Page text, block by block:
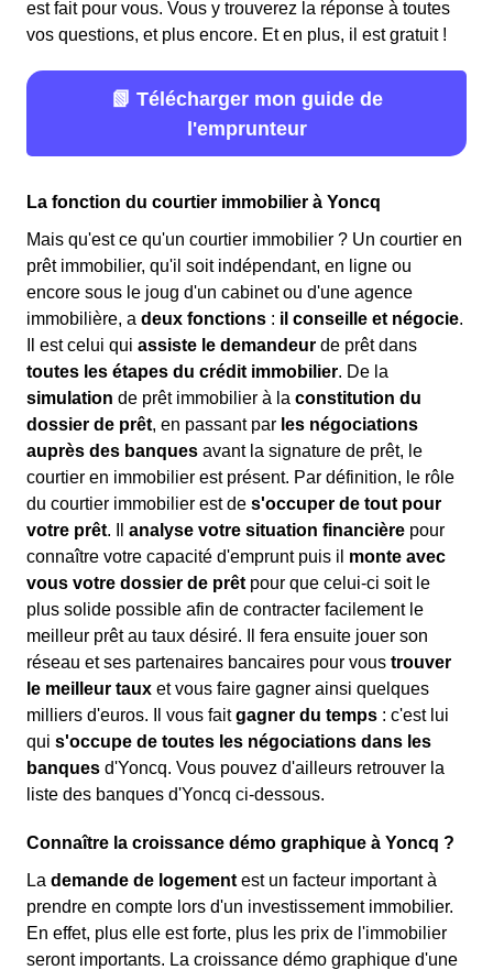
est fait pour vous. Vous y trouverez la réponse à toutes
vos questions, et plus encore. Et en plus, il est gratuit !
📗 Télécharger mon guide de
l'emprunteur
La fonction du courtier immobilier à Yoncq
Mais qu'est ce qu'un courtier immobilier ? Un courtier en
prêt immobilier, qu'il soit indépendant, en ligne ou
encore sous le joug d'un cabinet ou d'une agence
immobilière, a deux fonctions : il conseille et négocie.
Il est celui qui assiste le demandeur de prêt dans
toutes les étapes du crédit immobilier. De la
simulation de prêt immobilier à la constitution du
dossier de prêt, en passant par les négociations
auprès des banques avant la signature de prêt, le
courtier en immobilier est présent. Par définition, le rôle
du courtier immobilier est de s'occuper de tout pour
votre prêt. Il analyse votre situation financière pour
connaître votre capacité d'emprunt puis il monte avec
vous votre dossier de prêt pour que celui-ci soit le
plus solide possible afin de contracter facilement le
meilleur prêt au taux désiré. Il fera ensuite jouer son
réseau et ses partenaires bancaires pour vous trouver
le meilleur taux et vous faire gagner ainsi quelques
milliers d'euros. Il vous faitgagner du temps : c'est lui
qui s'occupe de toutes les négociations dans les
banques d'Yoncq. Vous pouvez d'ailleurs retrouver la
liste des banques d'Yoncq ci-dessous.
Connaître la croissance démo graphique à Yoncq ?
La demande de logement est un facteur important à
prendre en compte lors d'un investissement immobilier.
En effet, plus elle est forte, plus les prix de l'immobilier
seront importants. La croissance démo graphique d'une